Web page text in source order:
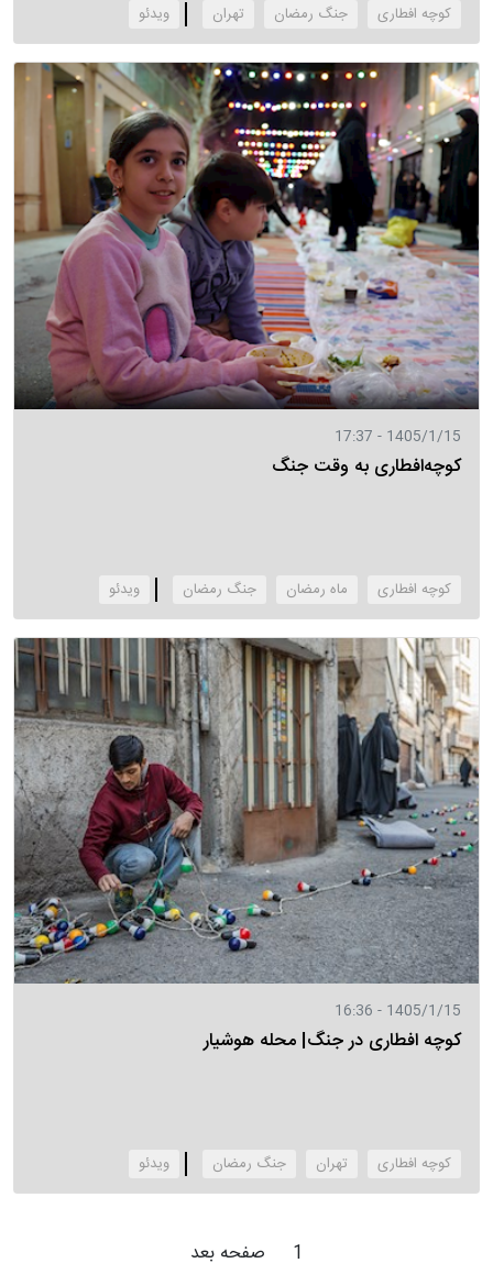
کوچه افطاری جنگ رمضان تهران ‌ویدئو
1405/1/15 - 17:37
کوچه‌افطاری به وقت جنگ
کوچه افطاری ماه رمضان جنگ رمضان ‌ویدئو
1405/1/15 - 16:36
کوچه افطاری در جنگ| محله هوشیار
کوچه افطاری تهران جنگ رمضان ‌ویدئو
1 صفحه بعد